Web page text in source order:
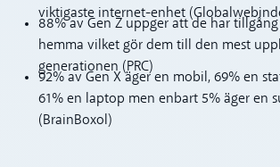
viktigaste internet-enhet
88% av Gen Z uppger att de har
hemma vilket gör dem till den mest
generationen (PRC)
92% av Gen X äger en mobil, 69% en
61% en laptop men enbart 5% äger en
(BrainBoxol)